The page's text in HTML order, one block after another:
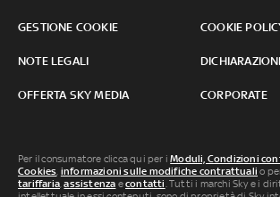
GESTIONE COOKIE COOKIE
NOTE LEGALI
OFFERTA SKY MEDIA CORPORATE
Per il consumatore clicca qui per iModuli, Condizioni
Cookies informazioni sulle modifiche contrattuali o
tariffaria ,assistenza econtatti . Tutti i marchi Sky e i